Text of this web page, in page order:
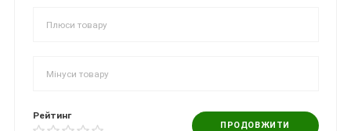
Рейтинг
ПРОДОВЖИТИ